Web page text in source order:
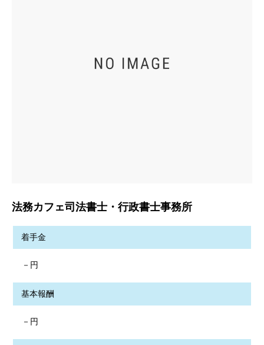
法務カフェ司法書士・行政書士事務所
着手金
－円
基本報酬
－円